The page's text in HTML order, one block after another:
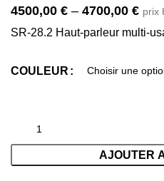
4500,00 € – 4700,00 € prix
SR-28.2 Haut-parleur multi-
COULEUR
AJOUTER